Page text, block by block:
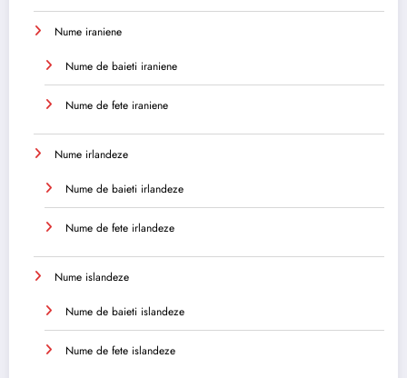
Nume iraniene
Nume de baieti iraniene
Nume de fete iraniene
Nume irlandeze
Nume de baieti irlandeze
Nume de fete irlandeze
Nume islandeze
Nume de baieti islandeze
Nume de fete islandeze